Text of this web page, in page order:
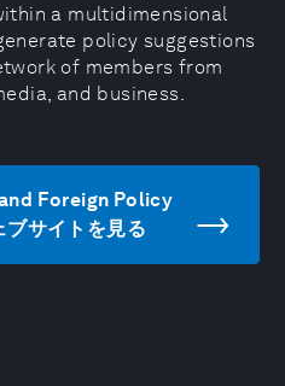
a multidimensional
policy suggestions
of members from
and business.
Foreign Policy
サイトを見る